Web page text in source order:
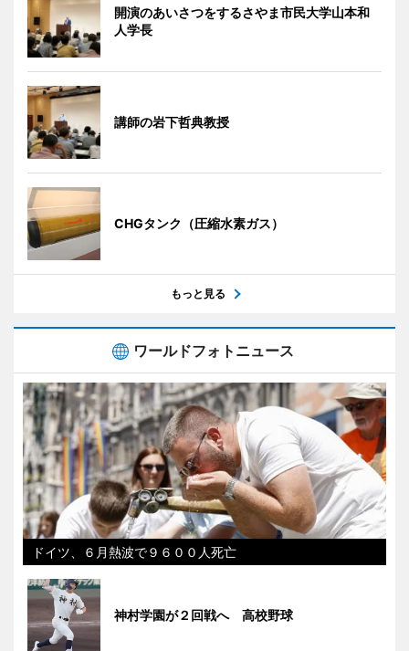
開演のあいさつをするさやま市民大学山本和
人学長
講師の岩下哲典教授
CHGタンク（圧縮水素ガス）
もっと見る
ワールドフォトニュース
ドイツ、６月熱波で９６００人死亡
神村学園が２回戦へ 高校野球